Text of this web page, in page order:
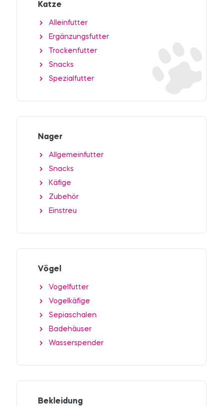
Katze
Alleinfutter
Ergänzungsfutter
Trockenfutter
Snacks
Spezialfutter
Nager
Allgemeinfutter
Snacks
Käfige
Zubehör
Einstreu
Vögel
Vogelfutter
Vogelkäfige
Sepiaschalen
Badehäuser
Wasserspender
Bekleidung